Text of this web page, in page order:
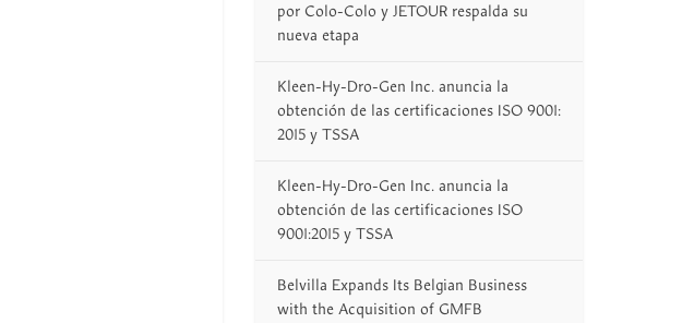
por Colo-Colo y JETOUR respalda su
nueva etapa
Kleen-Hy-Dro-Gen Inc. anuncia la
obtención de las certificaciones ISO 9001:
2015 y TSSA
Kleen-Hy-Dro-Gen Inc. anuncia la
obtención de las certificaciones ISO
9001:2015 y TSSA
Belvilla Expands Its Belgian Business
with the Acquisition of GMFB